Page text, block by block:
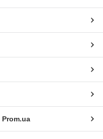
Prom.ua